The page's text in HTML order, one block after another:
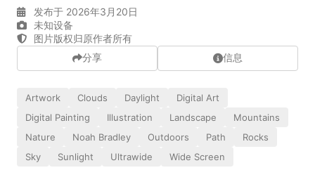
发布于 2026年3月20日
未知设备
图片版权归原作者所有
分享 信息
Artwork Clouds Daylight
Digital Art
Digital Painting
Illustration Landscape
Mountains
Nature
Noah Bradley Outdoors Path
Rocks
Sky
Sunlight Ultrawide Wide Screen
弹幕会在下方多行滚动展示；匿名发送有数量和频率限制。
加载弹幕...